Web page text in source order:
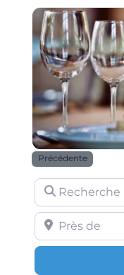
Précédente
Recherche pour
Près de